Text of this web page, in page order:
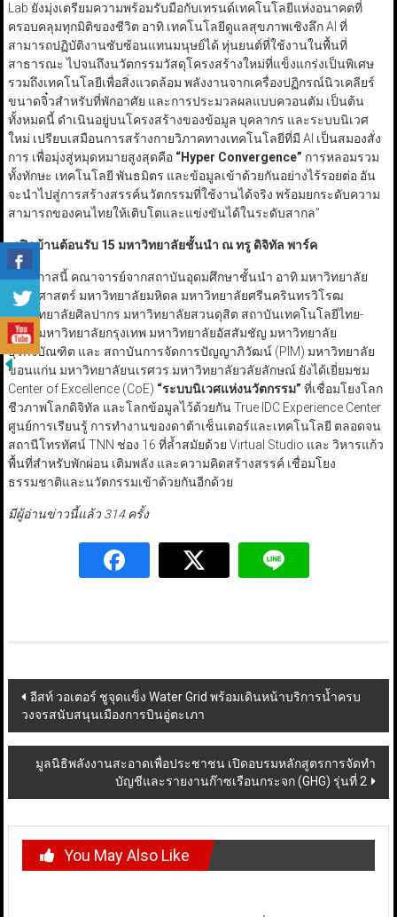
Lab ยังมุ่งเตรียมความพร้อมรับมือกับเทรนด์เทคโนโลยีแห่งอนาคตที่
ครอบคลุมทุกมิติของชีวิต อาทิ เทคโนโลยีดูแลสุขภาพเชิงลึก AI ที่
สามารถปฏิบัติงานซับซ้อนแทนมนุษย์ได้ หุ่นยนต์ที่ใช้งานในพื้นที่
สาธารณะ ไปจนถึงนวัตกรรมวัสดุโครงสร้างใหม่ที่แข็งแกร่งเป็นพิเศษ
รวมถึงเทคโนโลยีเพื่อสิ่งแวดล้อม พลังงานจากเครื่องปฏิกรณ์นิวเคลียร์
ขนาดจิ๋วสำหรับที่พักอาศัย และการประมวลผลแบบควอนตัม เป็นต้น
ทั้งหมดนี้ ดำเนินอยู่บนโครงสร้างของข้อมูล บุคลากร และระบบนิเวศ
ใหม่ เปรียบเสมือนการสร้างกายวิภาคทางเทคโนโลยีที่มี AI เป็นสมองสั่ง
การ เพื่อมุ่งสู่หมุดหมายสูงสุดคือ “Hyper Convergence” การหลอมรวม
ทั้งทักษะ เทคโนโลยี พันธมิตร และข้อมูลเข้าด้วยกันอย่างไร้รอยต่อ อัน
จะนำไปสู่การสร้างสรรค์นวัตกรรมที่ใช้งานได้จริง พร้อมยกระดับความ
สามารถของคนไทยให้เติบโตและแข่งขันได้ในระดับสากล”
•เปิดบ้านต้อนรับ 15 มหาวิทยาลัยชั้นนำ ณ ทรู ดิจิทัล พาร์ค
ในโอกาสนี้ คณาจารย์จากสถาบันอุดมศึกษาชั้นนำ อาทิ มหาวิทยาลัย
ธรรมศาสตร์ มหาวิทยาลัยมหิดล มหาวิทยาลัยศรีนครินทรวิโรฒ
มหาวิทยาลัยศิลปากร มหาวิทยาลัยสวนดุสิต สถาบันเทคโนโลยีไทย-
ญี่ปุ่น มหาวิทยาลัยกรุงเทพ มหาวิทยาลัยอัสสัมชัญ มหาวิทยาลัย
ธุรกิจบัณฑิต และ สถาบันการจัดการปัญญาภิวัฒน์ (PIM) มหาวิทยาลัย
ขอนแก่น มหาวิทยาลัยนเรศวร มหาวิทยาลัยวลัยลักษณ์ ยังได้เยี่ยมชม
Center of Excellence (CoE) “ระบบนิเวศแห่งนวัตกรรม” ที่เชื่อมโยงโลก
ชีวภาพโลกดิจิทัล และโลกข้อมูลไว้ด้วยกัน True IDC Experience Center
ศูนย์การเรียนรู้ การทำงานของดาต้าเซ็นเตอร์และเทคโนโลยี ตลอดจน
สถานีโทรทัศน์ TNN ช่อง 16 ที่ล้ำสมัยด้วย Virtual Studio และ วิหารแก้ว
พื้นที่สำหรับพักผ่อน เติมพลัง และความคิดสร้างสรรค์ เชื่อมโยง
ธรรมชาติและนวัตกรรมเข้าด้วยกันอีกด้วย
มีผู้อ่านข่าวนี้แล้ว 314 ครั้ง
Post
navigation
อีสท์ วอเตอร์ ชูจุดแข็ง Water Grid พร้อมเดินหน้าบริการน้ำครบ
วงจรสนับสนุนเมืองการบินอู่ตะเภา
มูลนิธิพลังงานสะอาดเพื่อประชาชน เปิดอบรมหลักสูตรการจัดทำ
บัญชีและรายงานก๊าซเรือนกระจก (GHG) รุ่นที่ 2
You May Also Like